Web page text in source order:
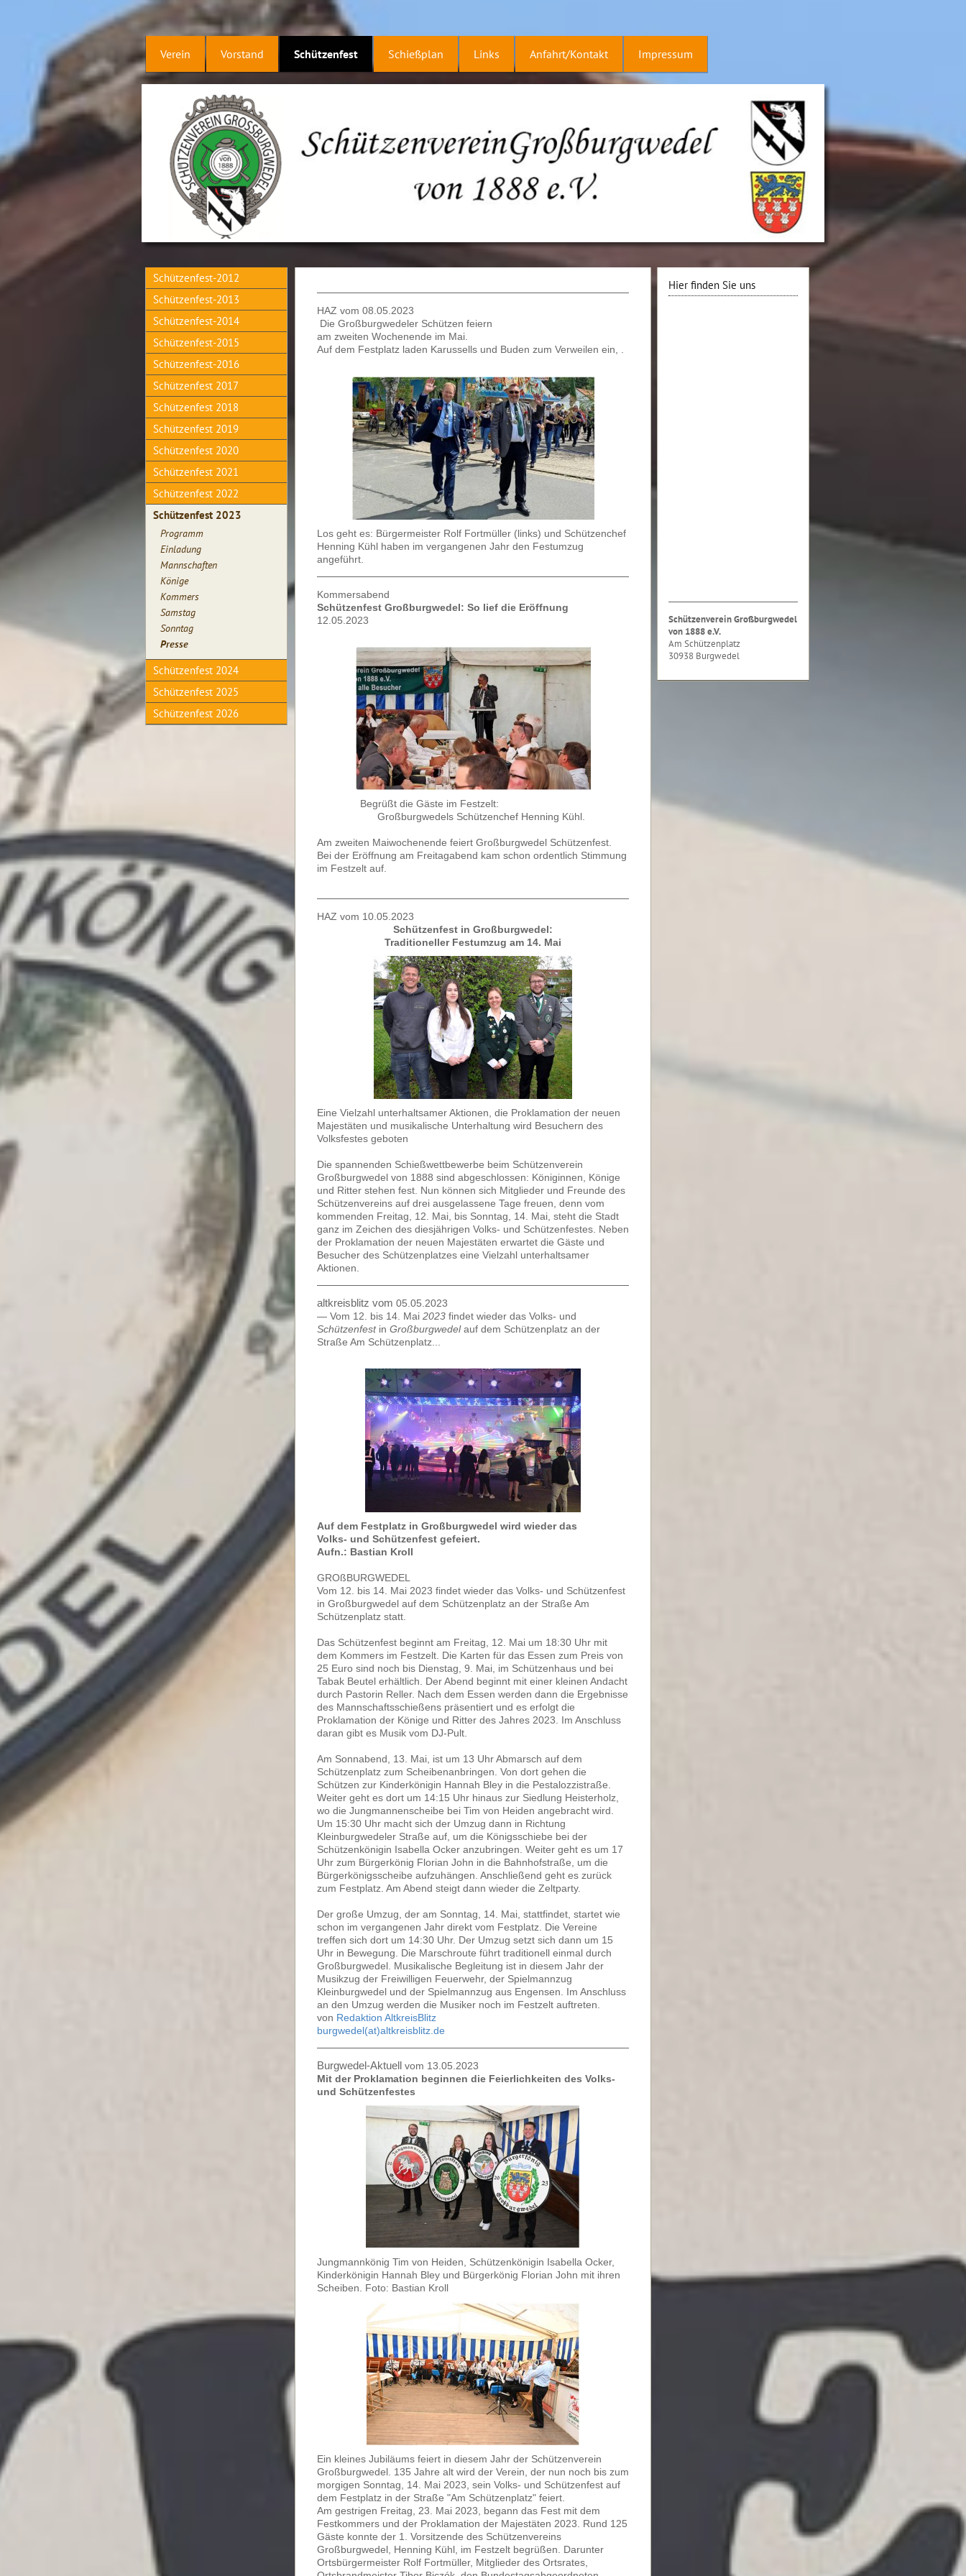
Verein Vorstand Schützenfest Schießplan Links Anfahrt/Kontakt Impressum
Schützenfest-2012
Schützenfest-2013
Schützenfest-2014
Schützenfest-2015
Schützenfest-2016
Schützenfest 2017
Schützenfest 2018
Schützenfest 2019
Schützenfest 2020
Schützenfest 2021
Schützenfest 2022
Schützenfest 2023
Programm
Einladung
Mannschaften
Könige
Kommers
Samstag
Sonntag
Presse
Schützenfest 2024
Schützenfest 2025
Schützenfest 2026
HAZ vom 08.05.2023
Die Großburgwedeler Schützen feiern
am zweiten Wochenende im Mai.
Auf dem Festplatz laden Karussells und Buden zum Verweilen ein, .
Los geht es: Bürgermeister Rolf Fortmüller (links) und Schützenchef
Henning Kühl haben im vergangenen Jahr den Festumzug
angeführt.
Kommersabend
Schützenfest Großburgwedel: So lief die Eröffnung
12.05.2023
Begrüßt die Gäste im Festzelt:
Großburgwedels Schützenchef Henning Kühl.
Am zweiten Maiwochenende feiert Großburgwedel Schützenfest.
Bei der Eröffnung am Freitagabend kam schon ordentlich Stimmung
im Festzelt auf.
HAZ vom 10.05.2023
Schützenfest in Großburgwedel:
Traditioneller Festumzug am 14. Mai
Eine Vielzahl unterhaltsamer Aktionen, die Proklamation der neuen
Majestäten und musikalische Unterhaltung wird Besuchern des
Volksfestes geboten
Die spannenden Schießwettbewerbe beim Schützenverein
Großburgwedel von 1888 sind abgeschlossen: Königinnen, Könige
und Ritter stehen fest. Nun können sich Mitglieder und Freunde des
Schützenvereins auf drei ausgelassene Tage freuen, denn vom
kommenden Freitag, 12. Mai, bis Sonntag, 14. Mai, steht die Stadt
ganz im Zeichen des diesjährigen Volks- und Schützenfestes. Neben
der Proklamation der neuen Majestäten erwartet die Gäste und
Besucher des Schützenplatzes eine Vielzahl unterhaltsamer
Aktionen.
altkreisblitz vom 05.05.2023
— Vom 12. bis 14. Mai 2023 findet wieder das Volks- und
Schützenfestin Großburgwedelauf dem Schützenplatz an der
Straße Am Schützenplatz...
Auf dem Festplatz in Großburgwedel wird wieder das
Volks- und Schützenfest gefeiert.
Aufn.: Bastian Kroll
GROßBURGWEDEL
Vom 12. bis 14. Mai 2023 findet wieder das Volks- und Schützenfest
in Großburgwedel auf dem Schützenplatz an der Straße Am
Schützenplatz statt.
Das Schützenfest beginnt am Freitag, 12. Mai um 18:30 Uhr mit
dem Kommers im Festzelt. Die Karten für das Essen zum Preis von
25 Euro sind noch bis Dienstag, 9. Mai, im Schützenhaus und bei
Tabak Beutel erhältlich. Der Abend beginnt mit einer kleinen Andacht
durch Pastorin Reller. Nach dem Essen werden dann die Ergebnisse
des Mannschaftsschießens präsentiert und es erfolgt die
Proklamation der Könige und Ritter des Jahres 2023. Im Anschluss
daran gibt es Musik vom DJ-Pult.
Am Sonnabend, 13. Mai, ist um 13 Uhr Abmarsch auf dem
Schützenplatz zum Scheibenanbringen. Von dort gehen die
Schützen zur Kinderkönigin Hannah Bley in die Pestalozzistraße.
Weiter geht es dort um 14:15 Uhr hinaus zur Siedlung Heisterholz,
wo die Jungmannenscheibe bei Tim von Heiden angebracht wird.
Um 15:30 Uhr macht sich der Umzug dann in Richtung
Kleinburgwedeler Straße auf, um die Königsschiebe bei der
Schützenkönigin Isabella Ocker anzubringen. Weiter geht es um 17
Uhr zum Bürgerkönig Florian John in die Bahnhofstraße, um die
Bürgerkönigsscheibe aufzuhängen. Anschließend geht es zurück
zum Festplatz. Am Abend steigt dann wieder die Zeltparty.
Der große Umzug, der am Sonntag, 14. Mai, stattfindet, startet wie
schon im vergangenen Jahr direkt vom Festplatz. Die Vereine
treffen sich dort um 14:30 Uhr. Der Umzug setzt sich dann um 15
Uhr in Bewegung. Die Marschroute führt traditionell einmal durch
Großburgwedel. Musikalische Begleitung ist in diesem Jahr der
Musikzug der Freiwilligen Feuerwehr, der Spielmannzug
Kleinburgwedel und der Spielmannzug aus Engensen. Im Anschluss
an den Umzug werden die Musiker noch im Festzelt auftreten.
von Redaktion AltkreisBlitz
burgwedel(at)altkreisblitz.de
Burgwedel-Aktuell
vom 13.05.2023
Mit der Proklamation beginnen die Feierlichkeiten des Volks-
und Schützenfestes
Jungmannkönig Tim von Heiden, Schützenkönigin Isabella Ocker,
Kinderkönigin Hannah Bley und Bürgerkönig Florian John mit ihren
Scheiben. Foto: Bastian Kroll
Ein kleines Jubiläums feiert in diesem Jahr der Schützenverein
Großburgwedel. 135 Jahre alt wird der Verein, der nun noch bis zum
morgigen Sonntag, 14. Mai 2023, sein Volks- und Schützenfest auf
dem Festplatz in der Straße "Am Schützenplatz" feiert.
Am gestrigen Freitag, 23. Mai 2023, begann das Fest mit dem
Festkommers und der Proklamation der Majestäten 2023. Rund 125
Gäste konnte der 1. Vorsitzende des Schützenvereins
Großburgwedel, Henning Kühl, im Festzelt begrüßen. Darunter
Ortsbürgermeister Rolf Fortmüller, Mitglieder des Ortsrates,
Hier finden Sie uns
Schützenverein Großburgwedel
von 1888 e.V.
Am Schützenplatz
30938 Burgwedel